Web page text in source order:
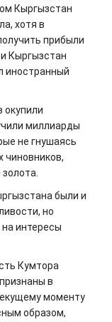
Кыргызстан
хотя в
прибыли
Кыргызстан
иностранный
окупили
миллиарды
не гнушаясь
чиновников,
были и
но
интересы
Кумтора
в
моменту
образом,